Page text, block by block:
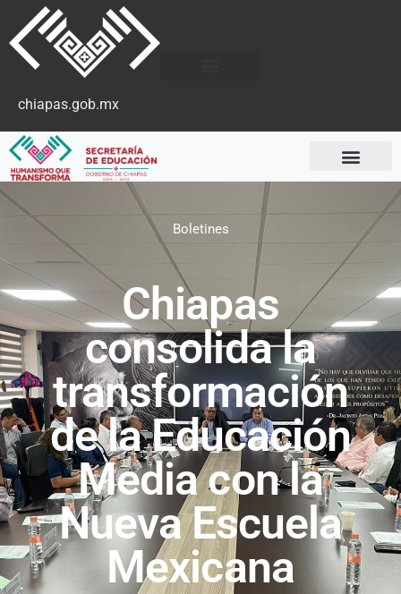
chiapas.gob.mx
Boletines
Chiapas
consolida la
transformación
de la Educación
Media con la
Nueva Escuela
Mexicana